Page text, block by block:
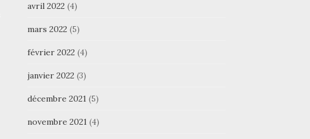
avril 2022 (4)
mars 2022 (5)
février 2022 (4)
janvier 2022 (3)
décembre 2021(5)
novembre 2021(4)